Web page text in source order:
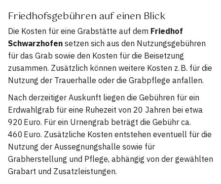
Friedhofsgebühren auf einen Blick
Die Kosten für eine Grabstätte auf dem Friedhof
Schwarzhofen setzen sich aus den Nutzungsgebühren
für das Grab sowie den Kosten für die Beisetzung
zusammen. Zusätzlich können weitere Kosten z. B. für die
Nutzung der Trauerhalle oder die Grabpflege anfallen.
Nach derzeitiger Auskunft liegen die Gebühren für ein
Erdwahlgrab für eine Ruhezeit von 20 Jahren bei etwa
920 Euro. Für ein Urnengrab beträgt die Gebühr ca.
460 Euro. Zusätzliche Kosten entstehen eventuell für die
Nutzung der Aussegnungshalle sowie für
Grabherstellung und Pflege, abhängig von der gewählten
Grabart und Zusatzleistungen.